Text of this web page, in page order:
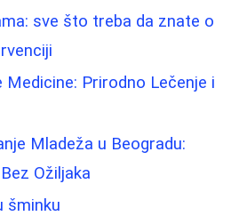
sve što treba da znate o
Medicine: Prirodno Lečenje i
Mladeža u Beogradu:
Ožiljaka
šminku